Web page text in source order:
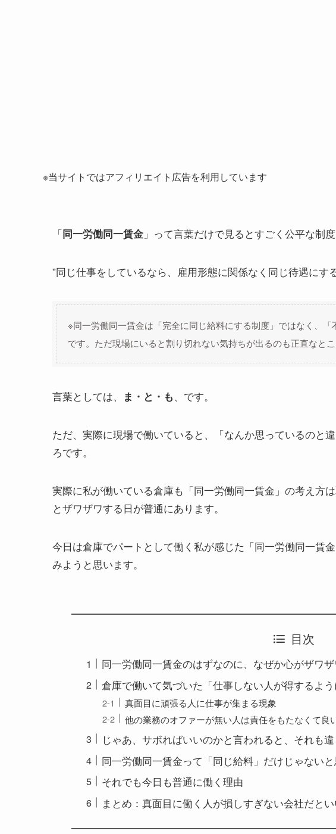
※当サイトではアフィリエイト広告を利用しています
「同一労働同一賃金 」って言葉だけで見るとすごく公平な制度
”同じ仕事をしているなら、雇用形態に関係なく同じ待遇にす
※同一労働同一賃金は「完全に同じ給料にする制度」ではなく、
です。ただ現場にいると割り切れない気持ちが出るのも正直なとこ
言葉としては、 ま・と・も、です。
ただ、実際に現場で働いていると、「なんか思っているのと
ろです。
実際に私が働いている倉庫も「同一労働同一賃金」の考え方
とザワザワする日が普通にあります。
今日は倉庫でパートとして働く私が感じた「同一労働同一賃
みようと思います。
目次
同一労働同一賃金のはずなのに、なぜか心がザワ
倉庫で働いて気づいた「仕事しない人が得するよう
真面目に頑張る人に仕事が集まる現象
他の業務のオファーが無い人は責任をもたなくて良
じゃあ、サボればいいのかと言われると、それも違
同一労働同一賃金って「同じ給料」だけじゃないと
それでも今日も普通に働く理由
まとめ：真面目に働く人が損しすぎない会社だと